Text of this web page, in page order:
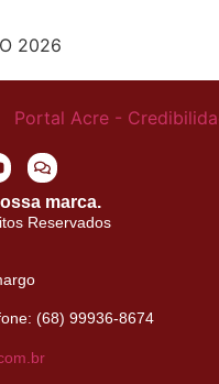
marca.
Reservados
(68) 99936-8674